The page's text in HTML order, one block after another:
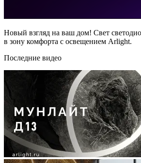
Новый взгляд на ваш дом! Свет
в зону комфорта с освещением Arlight.
Последние видео